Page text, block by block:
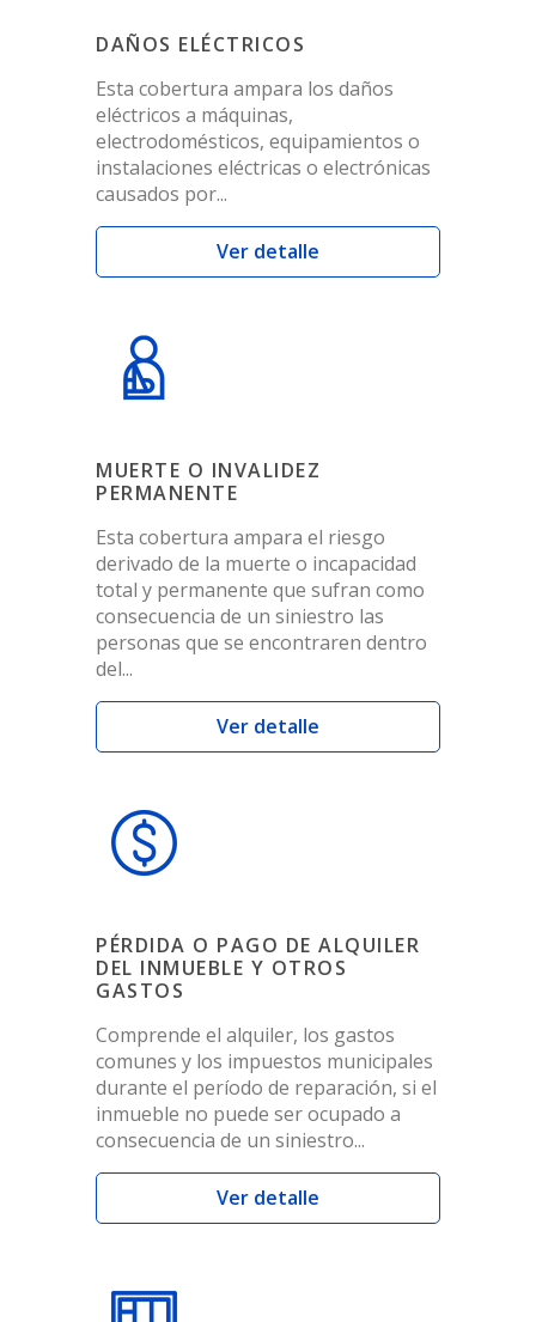
DAÑOS ELÉCTRICOS
Esta cobertura ampara los daños
eléctricos a máquinas,
electrodomésticos, equipamientos o
instalaciones eléctricas o electrónicas
causados por...
Ver detalle
MUERTE O INVALIDEZ
PERMANENTE
Esta cobertura ampara el riesgo
derivado de la muerte o incapacidad
total y permanente que sufran como
consecuencia de un siniestro las
personas que se encontraren dentro
del...
Ver detalle
PÉRDIDA O PAGO DE ALQUILER
DEL INMUEBLE Y OTROS
GASTOS
Comprende el alquiler, los gastos
comunes y los impuestos municipales
durante el período de reparación, si el
inmueble no puede ser ocupado a
consecuencia de un siniestro...
Ver detalle